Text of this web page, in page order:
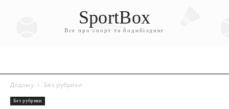
SportBox
Все про спорт та бодибілдинг
Додому Без рубрики
Без рубрики